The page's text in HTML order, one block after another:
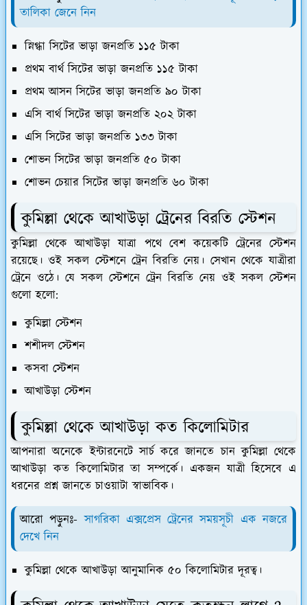
তালিকা জেনে নিন
স্নিগ্ধা সিটের ভাড়া জনপ্রতি ১১৫ টাকা
প্রথম বার্থ সিটের ভাড়া জনপ্রতি ১১৫ টাকা
প্রথম আসন সিটের ভাড়া জনপ্রতি ৯০ টাকা
এসি বার্থ সিটের ভাড়া জনপ্রতি ২০২ টাকা
এসি সিটের ভাড়া জনপ্রতি ১৩৩ টাকা
শোভন সিটের ভাড়া জনপ্রতি ৫০ টাকা
শোভন চেয়ার সিটের ভাড়া জনপ্রতি ৬০ টাকা
কুমিল্লা থেকে আখাউড়া ট্রেনের বিরতি স্টেশন
কুমিল্লা থেকে আখাউড়া যাত্রা পথে বেশ কয়েকটি ট্রেনের স্টেশন
রয়েছে। ওই সকল স্টেশনে ট্রেন বিরতি নেয়। সেখান থেকে যাত্রীরা
ট্রেনে ওঠে। যে সকল স্টেশনে ট্রেন বিরতি নেয় ওই সকল স্টেশন
গুলো হলো:
কুমিল্লা স্টেশন
শশীদল স্টেশন
কসবা স্টেশন
আখাউড়া স্টেশন
কুমিল্লা থেকে আখাউড়া কত কিলোমিটার
আপনারা অনেকে ইন্টারনেটে সার্চ করে জানতে চান কুমিল্লা থেকে
আখাউড়া কত কিলোমিটার তা সম্পর্কে। একজন যাত্রী হিসেবে এ
ধরনের প্রশ্ন জানতে চাওয়াটা স্বাভাবিক।
আরো পড়ুনঃ-সাগরিকা এক্সপ্রেস ট্রেনের সময়সূচী এক নজরে
দেখে নিন
কুমিল্লা থেকে আখাউড়া আনুমানিক ৫০ কিলোমিটার দূরত্ব।